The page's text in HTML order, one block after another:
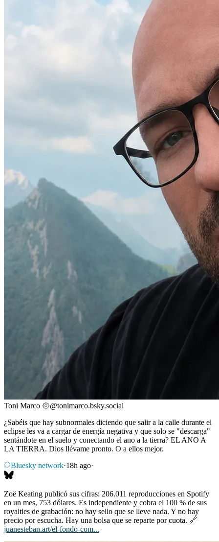
Toni Marco ۞@tonimarco.bsky.social
¿Sabéis que hay subnormales diciendo que salir a la calle durante el
eclipse les va a cargar de energía negativa y que solo se "descarga"
sentándote en el suelo y conectando el ano a la tierra? EL ANO A
LA TIERRA. Dios llévame pronto. O a ellos mejor.
Bluesky network·18h ago·
Zoë Keating publicó sus cifras: 206.011 reproducciones en Spotify
en un mes, 753 dólares. Es independiente y cobra el 100 % de sus
royalties de grabación: no hay sello que se lleve nada. Y no hay
precio por escucha. Hay una bolsa que se reparte por cuota. 🔗
juanesteban.art/el-fondo-com...